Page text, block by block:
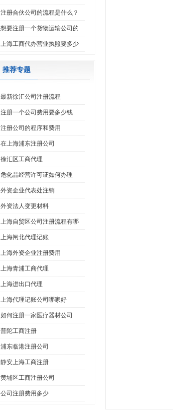
注册合伙公司的流程是什么？
想要注册一个货物运输公司的
上海工商代办营业执照要多少
推荐专题
最新徐汇公司注册流程
注册一个公司费用要多少钱
注册公司的程序和费用
在上海浦东注册公司
徐汇区工商代理
危化品经营许可证如何办理
外资企业代表处注销
外资法人变更材料
上海自贸区公司注册流程有哪
上海闸北代理记账
上海外资企业注册费用
上海青浦工商代理
上海进出口代理
上海代理记账公司哪家好
如何注册一家医疗器材公司
普陀工商注册
浦东临港注册公司
静安上海工商注册
黄埔区工商注册公司
公司注册费用多少